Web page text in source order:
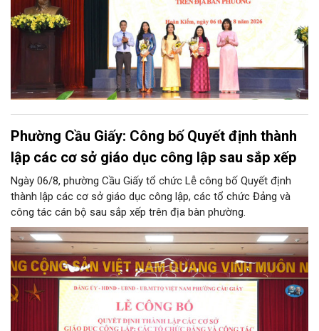
Phường Cầu Giấy: Công bố Quyết định thành
lập các cơ sở giáo dục công lập sau sắp xếp
Ngày 06/8, phường Cầu Giấy tổ chức Lễ công bố Quyết định
thành lập các cơ sở giáo dục công lập, các tổ chức Đảng và
công tác cán bộ sau sắp xếp trên địa bàn phường.